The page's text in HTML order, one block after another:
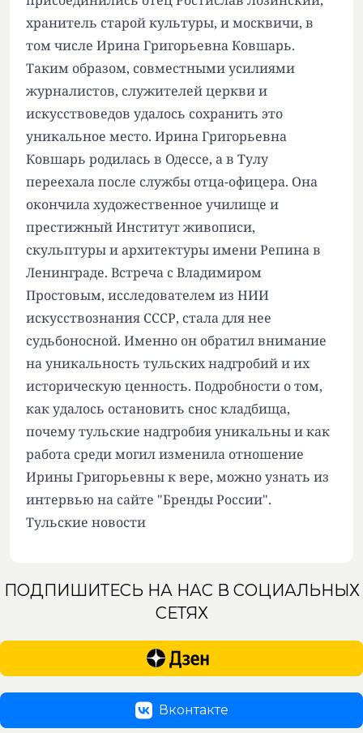
хранитель старой культуры, и москвичи, в
том числе Ирина Григорьевна Ковшарь.
Таким образом, совместными усилиями
журналистов, служителей церкви и
искусствоведов удалось сохранить это
уникальное место. Ирина Григорьевна
Ковшарь родилась в Одессе, а в Тулу
переехала после службы отца-офицера. Она
окончила художественное училище и
престижный Институт живописи,
скульптуры и архитектуры имени Репина в
Ленинграде. Встреча с Владимиром
Простовым, исследователем из НИИ
искусствознания СССР, стала для нее
судьбоносной. Именно он обратил внимание
на уникальность тульских надгробий и их
историческую ценность. Подробности о том,
как удалось остановить снос кладбища,
почему тульские надгробия уникальны и как
работа среди могил изменила отношение
Ирины Григорьевны к вере, можно узнать из
интервью на сайте "Бренды России".
Тульские новости
ПОДПИШИТЕСЬ НА НАС В СОЦИАЛЬНЫХ
СЕТЯХ
Вконтакте